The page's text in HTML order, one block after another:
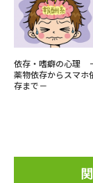
依存・嗜癖の心理
薬物依存からスマホ
存まで－